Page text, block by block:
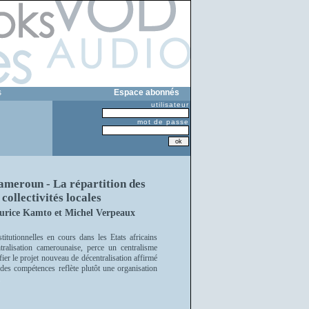
Espace abonnés
utilisateur
mot de passe
- La répartition des
locales
Kamto et Michel Verpeaux
en cours dans les Etats africains
camerounaise, perce un centralisme
le projet nouveau de décentralisation affirmé
compétences reflète plutôt une organisation